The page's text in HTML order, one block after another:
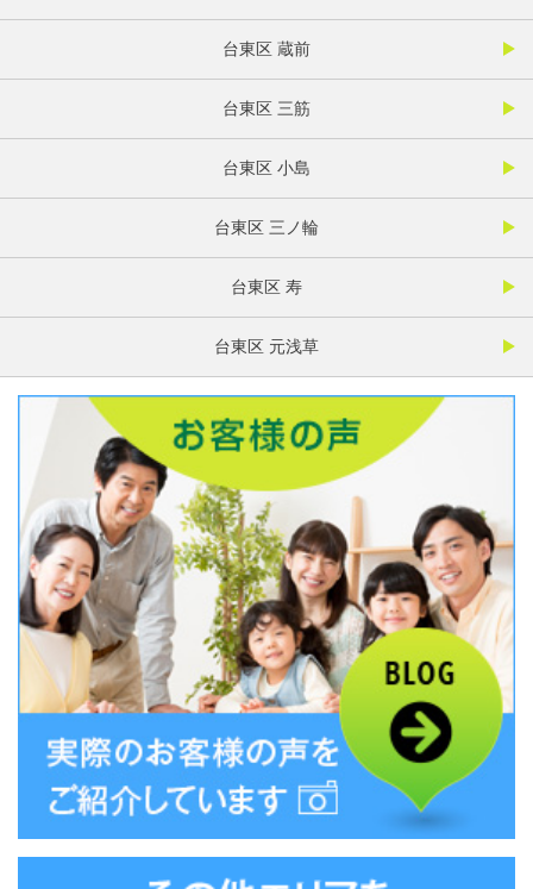
台東区 蔵前
台東区 三筋
台東区 小島
台東区 三ノ輪
台東区 寿
台東区 元浅草